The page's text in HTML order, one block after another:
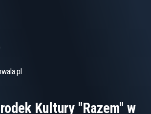
Kultury "Razem" w